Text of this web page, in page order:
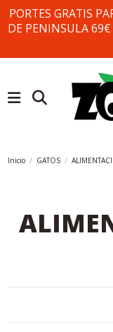
PORTES GRATIS
DE PENINSULA
Inicio GATOS